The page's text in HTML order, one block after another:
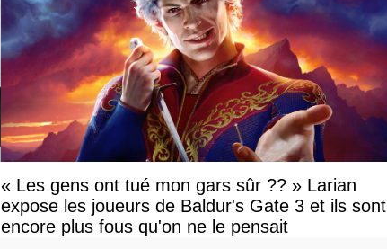
« Les gens ont tué mon gars sûr ?? » Larian
expose les joueurs de Baldur's Gate 3 et ils sont
encore plus fous qu'on ne le pensait